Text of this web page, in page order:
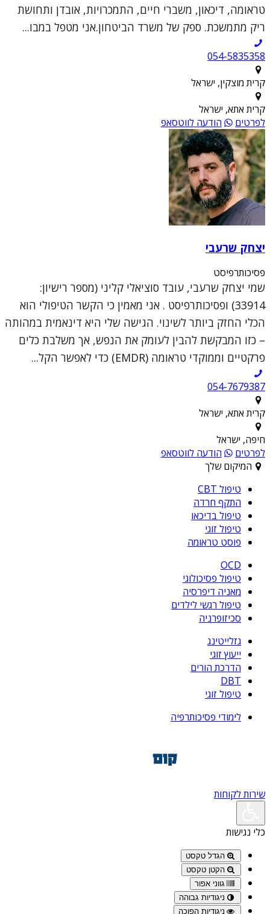
טראומה, דיכאון, משברי חיים, התמכרויות, אובדן ותחושת
ריק מתמשכת. ספק של משרד הביטחון.אני מטפל במבו...
054-5835358
קרית מוצקין, ישראל
קרית אתא, ישראל
לפרטים
הודעה לווטסאפ
יצחק שרעבי
פסיכותרפיסט
שמי יצחק שרעבי, עובד סוציאלי קליני (מספר רישיון:
33914) ופסיכותרפיסט . אני מאמין כי הקשר הטיפולי הוא
הכלי החזק ביותר לשינוי. הגישה שלי היא דינאמית במהותה
– כזו המבקשת להבין לעומק את הנפש, אך משלבת כלים
פרקטיים וממוקדי טראומה (EMDR) כדי לאפשר הקל...
054-7679387
קרית אתא, ישראל
חיפה, ישראל
לפרטים
הודעה לווטסאפ
המיקום שלך
טיפול CBT
התקף חרדה
טיפול בדיכאו
טיפול זוגי
פוסט טראומה
OCD
טיפול פסיכולוגי
מאניה דיפרסיה
טיפול רגשי לילדים
סכיזופרניה
גזלייטינג
ייעוץ זוגי
הדרכת הורים
DBT
טיפול זוגי
לימודי פסיכותרפיה
שירות לקוחות
כלי נגישות
הגדל טקסט
הקטן טקסט
גווני אפור
ניגודיות גבוהה
ניגודיות הפוכה